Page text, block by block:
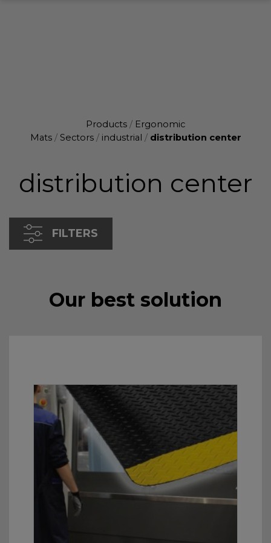
Products / Ergonomic
Mats/ Sectors/ industrial / distribution center
distribution center
FILTERS
Our best solution